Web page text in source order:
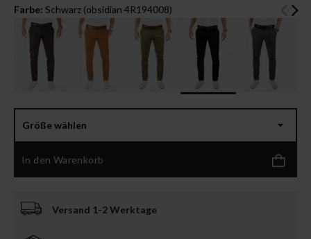
Farbe: Schwarz (obsidian 4R194008)
Größe wählen
In den Warenkorb
Versand 1-2 Werktage